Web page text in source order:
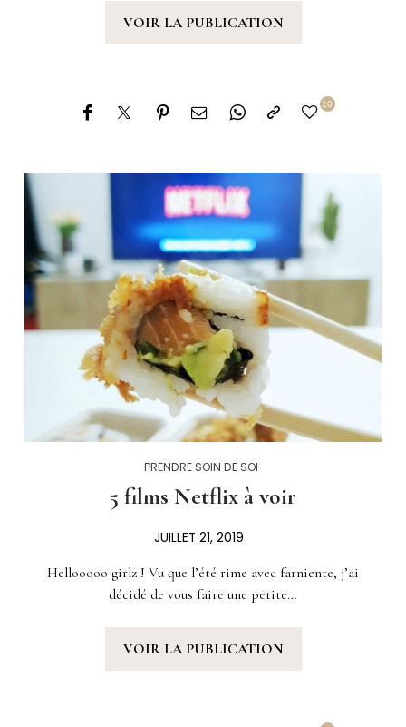
VOIR LA PUBLICATION
10
PRENDRE SOIN DE SOI
5 films Netflix à voir
JUILLET 21, 2019
Hellooooo girlz ! Vu que l’été rime avec farniente, j’ai
décidé de vous faire une petite…
VOIR LA PUBLICATION